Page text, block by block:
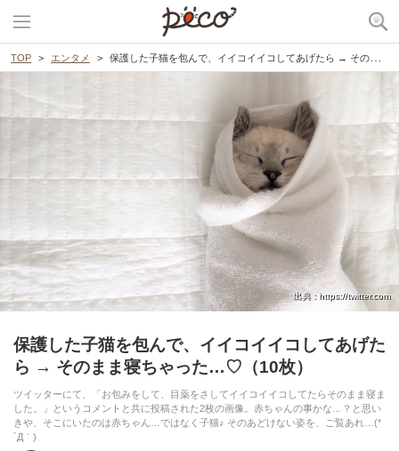
TOP エンタメ 保護した子猫を包んで、イイコイイコしてあげたら → そのまま寝ちゃった…♡（10枚）
出典 : https://twitter.com
保護した子猫を包んで、イイコイイコしてあげた
ら → そのまま寝ちゃった…♡（10枚）
ツイッターにて、「お包みをして、目薬をさしてイイコイイコしてたらそのまま寝ま
した。」というコメントと共に投稿された2枚の画像。赤ちゃんの事かな…？と思い
きや、そこにいたのは赤ちゃん…ではなく子猫♪ そのあどけない姿を、ご覧あれ…(*
´Д｀)